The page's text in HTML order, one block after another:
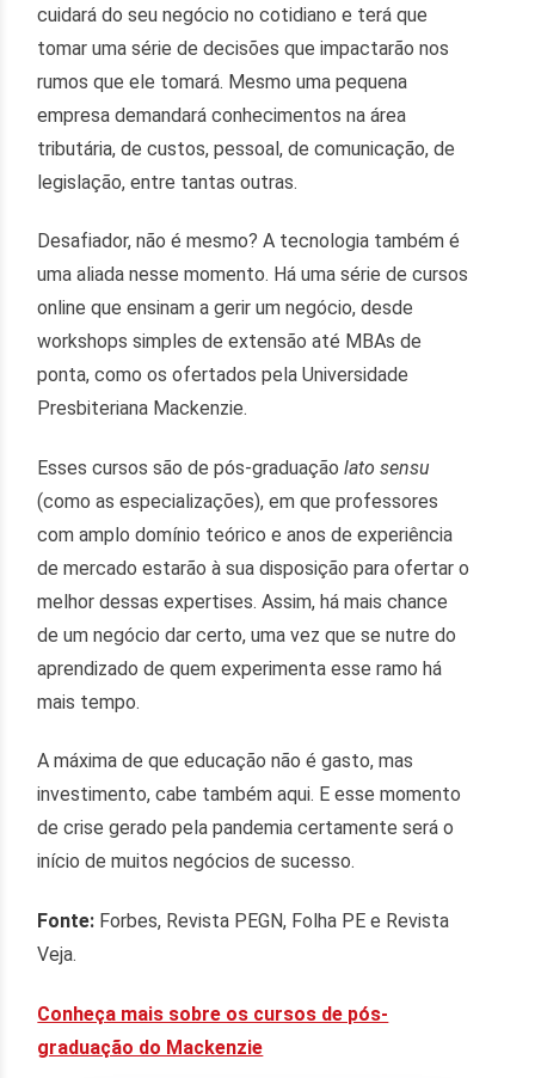
cuidará do seu negócio no cotidiano e terá que
tomar uma série de decisões que impactarão nos
rumos que ele tomará. Mesmo uma pequena
empresa demandará conhecimentos na área
tributária, de custos, pessoal, de comunicação, de
legislação, entre tantas outras.
Desafiador, não é mesmo? A tecnologia também é
uma aliada nesse momento. Há uma série de cursos
online que ensinam a gerir um negócio, desde
workshops simples de extensão até MBAs de
ponta, como os ofertados pela Universidade
Presbiteriana Mackenzie.
Esses cursos são de pós-graduaçãolato sensu
(como as especializações), em que professores
com amplo domínio teórico e anos de experiência
de mercado estarão à sua disposição para ofertar o
melhor dessas expertises. Assim, há mais chance
de um negócio dar certo, uma vez que se nutre do
aprendizado de quem experimenta esse ramo há
mais tempo.
A máxima de que educação não é gasto, mas
investimento, cabe também aqui. E esse momento
de crise gerado pela pandemia certamente será o
início de muitos negócios de sucesso.
Fonte: Forbes, Revista PEGN, Folha PE e Revista
Veja.
Conheça mais sobre os cursos de pós-
graduação do Mackenzie